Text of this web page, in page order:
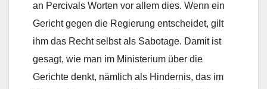
an Percivals Worten vor allem dies. Wenn ein
Gericht gegen die Regierung entscheidet, gilt
ihm das Recht selbst als Sabotage. Damit ist
gesagt, wie man im Ministerium über die
Gerichte denkt, nämlich als Hindernis, das im